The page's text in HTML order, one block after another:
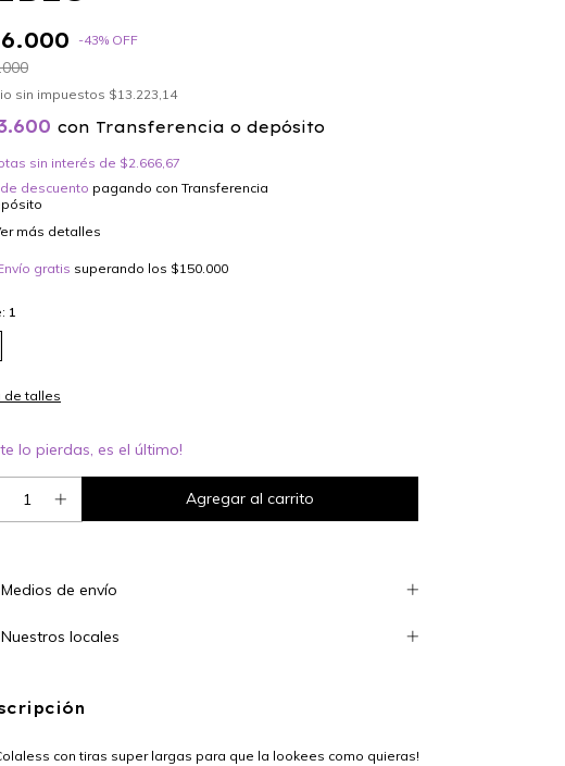
-43% OFF
sin impuestos $13.223,14
con Transferencia o depósito
sin interés de $2.666,67
de descuento pagando con Transferencia
más detalles
gratis superando los $150.000
1
de talles
te lo pierdas, es el último!
Medios de envío
Nuestros locales
con tiras super largas para que la lookees como quieras!